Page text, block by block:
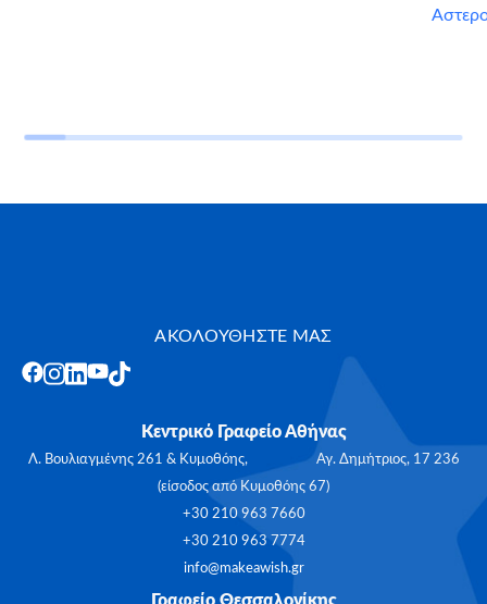
ΑΚΟΛΟΥΘΗΣΤΕ ΜΑΣ
Κεντρικό Γραφείο Αθήνας
Λ. Βουλιαγμένης 261 & Κυμοθόης, Αγ. Δημήτριος, 17 236
(είσοδος από Κυμοθόης 67)
+30 210 963 7660
+30 210 963 7774
info@makeawish.gr
Γραφείο Θεσσαλονίκης